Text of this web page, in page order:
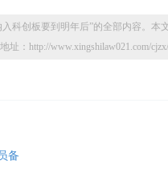
科创板要到明年后”的全部内容。本
址：http://www.xingshilaw021.com/
备